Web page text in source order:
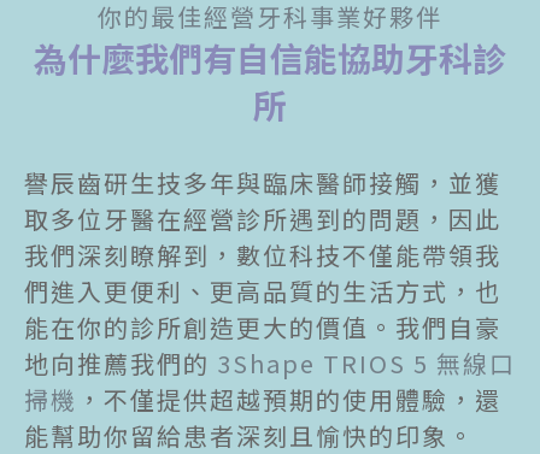
你的最佳經營牙科事業好夥伴
為什麼我們有自信能協助牙科診
所
譽辰齒研生技多年與臨床醫師接觸，並獲
取多位牙醫在經營診所遇到的問題，因此
我們深刻瞭解到，數位科技不僅能帶領我
們進入更便利、更高品質的生活方式，也
能在你的診所創造更大的價值。我們自豪
地向推薦我們的 3Shape TRIOS 5 無線口
掃機 ，不僅提供超越預期的使用體驗，還
能幫助你留給患者深刻且愉快的印象。